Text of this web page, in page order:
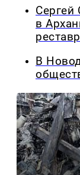
Сергей
в
В